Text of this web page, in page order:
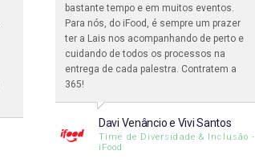
bastante tempo e em muitos eventos.
Para nós, do iFood, é sempre um prazer
ter a Lais nos acompanhando de perto e
cuidando de todos os processos na
entrega de cada palestra. Contratem a
365!
Davi Venâncio e Vivi Santos
Time de Diversidade & Inclusão -
iFood